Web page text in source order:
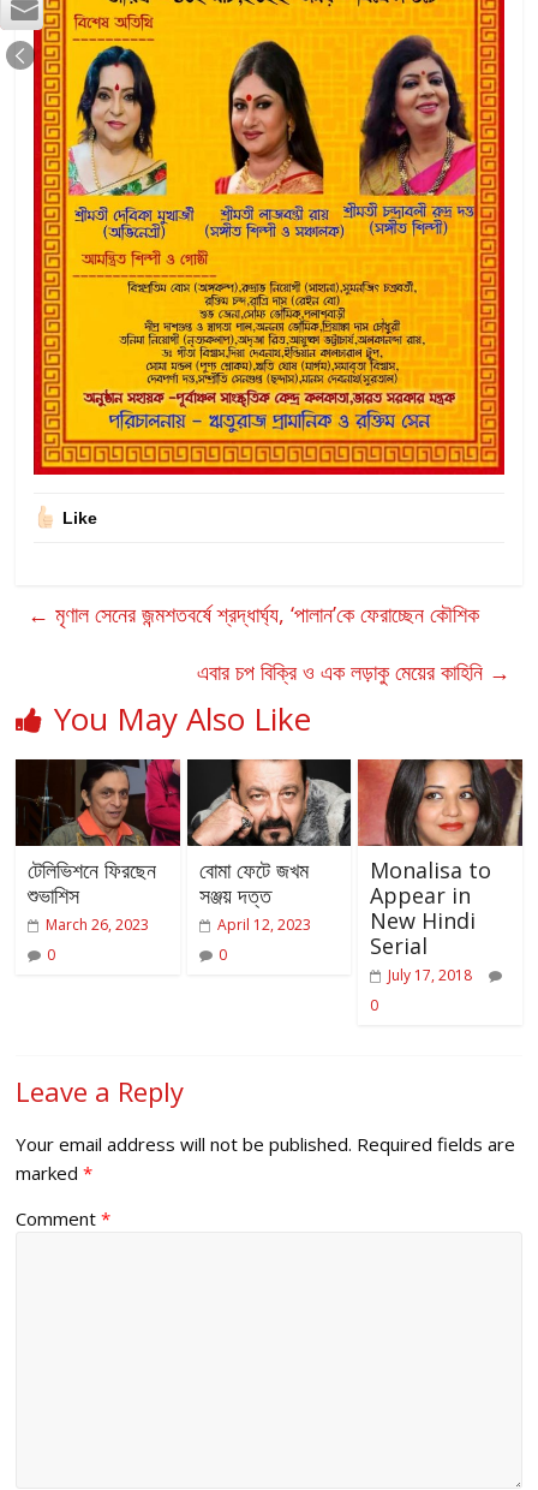
Like
← মৃণাল সেনের জন্মশতবর্ষে শ্রদ্ধার্ঘ্য, ‘পালান’কে ফেরাচ্ছেন কৌশিক
এবার চপ বিক্রি ও এক লড়াকু মেয়ের কাহিনি →
You May Also Like
টেলিভিশনে ফিরছেন
শুভাশিস
March 26, 2023
0
বোমা ফেটে জখম
সঞ্জয় দত্ত
April 12, 2023
0
Monalisa to
Appear in
New Hindi
Serial
July 17, 2018
0
Leave a Reply
Your email address will not be published. Required fields are
marked*
Comment*